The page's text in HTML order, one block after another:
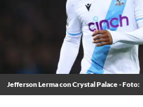
Jefferson Lerma con Crystal Palace - Foto: